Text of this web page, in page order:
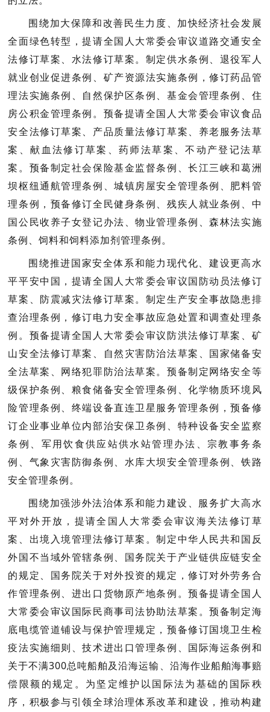
围绕加大保障和改善民生力度、加快经济社会发展
全面绿色转型，提请全国人大常委会审议道路交通安全
法修订草案、水法修订草案。制定供水条例、退役军人
就业创业促进条例、矿产资源法实施条例，修订药品管
理法实施条例、自然保护区条例、基金会管理条例、住
房公积金管理条例。预备提请全国人大常委会审议食品
安全法修订草案、产品质量法修订草案、养老服务法草
案、献血法修订草案、药师法草案、不动产登记法草
案。预备制定社会保险基金监督条例、长江三峡和葛洲
坝枢纽通航管理条例、城镇房屋安全管理条例、肥料管
理条例，预备修订全民健身条例、残疾人就业条例、中
国公民收养子女登记办法、物业管理条例、森林法实施
条例、饲料和饲料添加剂管理条例。
围绕推进国家安全体系和能力现代化、建设更高水
平平安中国， 提请全国人大常委会审议国防动员法修订
草案、防震减灾法修订草案。制定生产安全事故隐患排
查治理条例，修订电力安全事故应急处置和调查处理条
例。预备提请全国人大常委会审议防洪法修订草案、矿
山安全法修订草案、自然灾害防治法草案、国家储备安
全法草案、网络犯罪防治法草案。预备制定网络安全等
级保护条例、粮食储备安全管理条例、化学物质环境风
险管理条例、终端设备直连卫星服务管理条例，预备修
订企业事业单位内部治安保卫条例、特种设备安全监察
条例、军用饮食供应站供水站管理办法、宗教事务条
例、气象灾害防御条例、水库大坝安全管理条例、铁路
安全管理条例。
围绕加强涉外法治体系和能力建设、服务扩大高水
平对外开放， 提请全国人大常委会审议海关法修订草
案、出境入境管理法修订草案。制定中华人民共和国反
外国不当域外管辖条例、国务院关于产业链供应链安全
的规定、国务院关于对外投资的规定，修订对外劳务合
作管理条例、进出口货物原产地条例。预备提请全国人
大常委会审议国际民商事司法协助法草案。预备制定海
底电缆管道铺设与保护管理规定，预备修订国境卫生检
疫法实施细则、技术进出口管理条例、国际海运条例和
关于不满300总吨船舶及沿海运输、沿海作业船舶海事赔
偿限额的规定。为坚定维护以国际法为基础的国际秩
序，积极参与引领全球治理体系改革和建设，推动构建